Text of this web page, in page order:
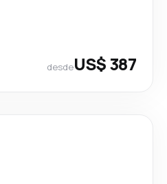
desdeUS$ 387